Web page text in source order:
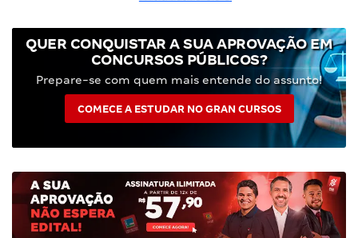
QUER CONQUISTAR A SUA APROVAÇÃO EM
CONCURSOS PÚBLICOS?
Prepare-se com quem mais entende do assunto!
COMECE A ESTUDAR NO GRAN CURSOS